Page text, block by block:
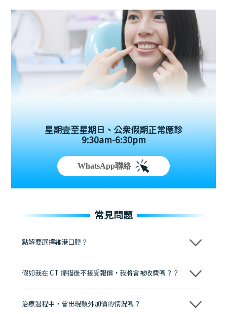
星期壹至星期日、公眾假期正常應診
9:30am-6:30pm
WhatsApp聯絡
常見問題
點解要選擇維港口腔？
維港口腔踐行「醫道濟世」的大學校訓，各分院匯聚來自香港、內地的
牌」、「2025香港企業領袖品牌」，是諾貝爾種植系統全球放心植牙中
至今已服務超過三十個國家和地區的顧客，受到粵港澳大灣區及周邊城
市市民極高的口碑評價及信任推薦 珠海、深圳設有八大分院，香港亦設
有咨詢及服務保障中心，有任何問題都可以隨時預約免費咨詢，讓人十
假如我在 CT 掃描後不接受報價，我將會被收費嗎？？
不會！只要未開始實際服務之前，你不會被收取任何費用。
治療過程中，會出現額外加價的情況嗎？